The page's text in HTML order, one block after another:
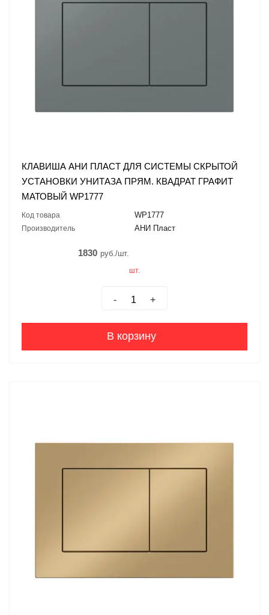
КЛАВИША АНИ ПЛАСТ ДЛЯ СИСТЕМЫ СКРЫТОЙ
УСТАНОВКИ УНИТАЗА ПРЯМ. КВАДРАТ ГРАФИТ
МАТОВЫЙ WP1777
Код товара WP1777
Производитель АНИ Пласт
1830 руб./шт.
шт.
- +
В корзину